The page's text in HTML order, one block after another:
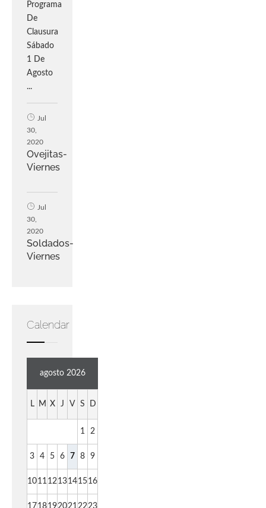
Programa
De
Clausura
Sábado
1 De
Agosto
...
Jul
30,
2020
Ovejitas-
Viernes
Jul
30,
2020
Soldados-
Viernes
Calendar
agosto 2026
L M X J V S D
1 2
3 4 5 6 7 8 9
10111213141516
17 18192021 22 23